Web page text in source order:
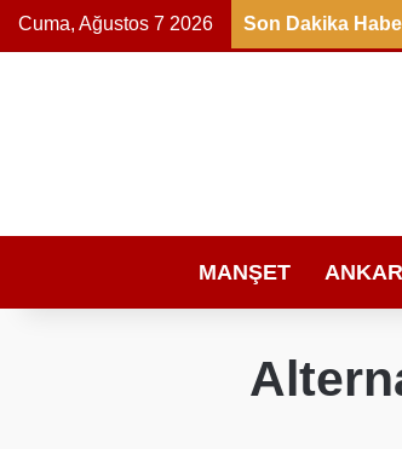
Cuma, Ağustos 7 2026 Son Dakika
MANŞET